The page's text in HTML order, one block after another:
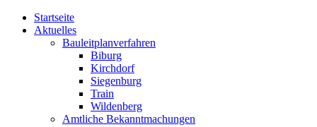
Startseite
Aktuelles
Bauleitplanverfahren
Biburg
Kirchdorf
Siegenburg
Train
Wildenberg
Amtliche Bekanntmachungen